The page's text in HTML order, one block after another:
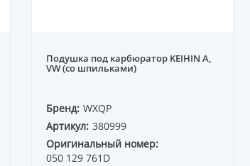
Подушка под карбюратор KEIHIN A,
VW (со шпильками)
Бренд: WXQP
Артикул: 380999
Оригинальный номер:
050 129 761D